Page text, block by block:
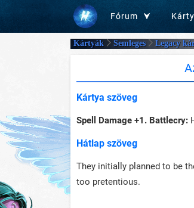
Fórum
Kártyák Semleges Legacy
Kártya szöveg
Spell Damage +1. Battlecry:
Hátlap szöveg
They initially planned to be
too pretentious.